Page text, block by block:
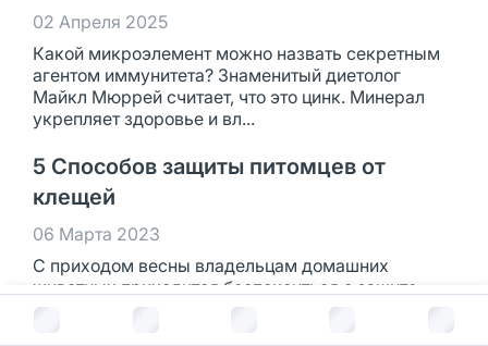
В корзину за руб.
02 Апреля 2025
Какой микроэлемент можно назвать секретным
агентом иммунитета? Знаменитый диетолог
Майкл Мюррей считает, что это цинк. Минерал
укрепляет здоровье и вл...
5 Способов защиты питомцев от
клещей
06 Марта 2023
С приходом весны владельцам домашних
животных приходится беспокоиться о защите
питомцев от укусов насекомых. Иксодовые
клещи опасны не только для соба...